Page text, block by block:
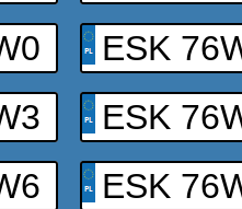
ESK
ESK
ESK